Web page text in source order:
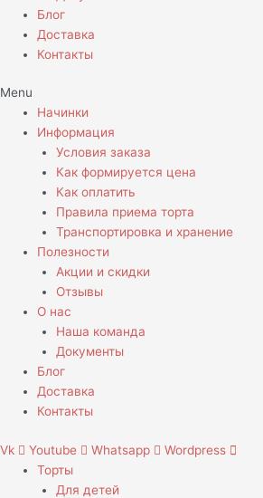
Блог
Доставка
Контакты
Menu
Начинки
Информация
Условия заказа
Как формируется цена
Как оплатить
Правила приема торта
Транспортировка и хранение
Полезности
Акции и скидки
Отзывы
О нас
Наша команда
Документы
Блог
Доставка
Контакты
Vk Youtube Whatsapp
Wordpress
Торты
Для детей